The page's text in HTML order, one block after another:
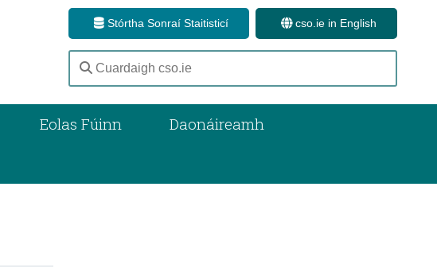
Stórtha Sonraí Staitisticí cso.ie in English
Eolas Fúinn
Daonáireamh